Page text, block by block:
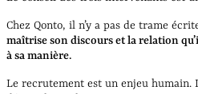
Chez Qonto, il n’y a pas de trame
maîtrise son discours et la relation
à sa manière.
Le recrutement est un enjeu humain.